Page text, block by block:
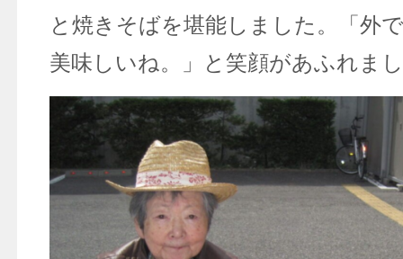
と焼きそばを堪能しました。「外
美味しいね。」と笑顔があふれま